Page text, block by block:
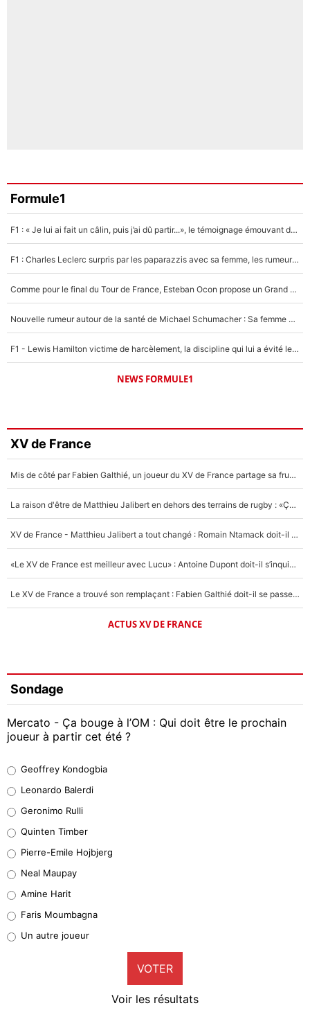
Formule1
F1 : « Je lui ai fait un câlin, puis j’ai dû partir...», le témoignage émouvant de Max Verstappen sur sa fille
F1 : Charles Leclerc surpris par les paparazzis avec sa femme, les rumeurs étaient vraies !
Comme pour le final du Tour de France, Esteban Ocon propose un Grand Prix de Formule 1 à Paris : «Autour de l’Arc de Triomphe, ce serait génial» !
Nouvelle rumeur autour de la santé de Michael Schumacher : Sa femme Corinna sort du silence
F1 - Lewis Hamilton victime de harcèlement, la discipline qui lui a évité le pire : «J'aurais probablement mal tourné»
NEWS FORMULE1
XV de France
Mis de côté par Fabien Galthié, un joueur du XV de France partage sa frustration : «ils ne me l’ont pas dit tout de suite»
La raison d'être de Matthieu Jalibert en dehors des terrains de rugby : «Ça m'atteint autant que si tu touches à un membre de ma famille»
XV de France - Matthieu Jalibert a tout changé : Romain Ntamack doit-il s’inquiéter pour sa place à un an de la Coupe du monde ?
«Le XV de France est meilleur avec Lucu» : Antoine Dupont doit-il s’inquiéter pour sa place ?
Le XV de France a trouvé son remplaçant : Fabien Galthié doit-il se passer d'Antoine Dupont ?
ACTUS XV DE FRANCE
Sondage
Mercato - Ça bouge à l’OM : Qui doit être le prochain
joueur à partir cet été ?
38%
32%
5%
1%
9%
Geoffrey Kondogbia
Leonardo Balerdi
Geronimo Rulli
Quinten Timber
Pierre-Emile Hojbjerg
Neal Maupay
Amine Harit
Faris Moumbagna
Un autre joueur
VOTER
Voir les résultats